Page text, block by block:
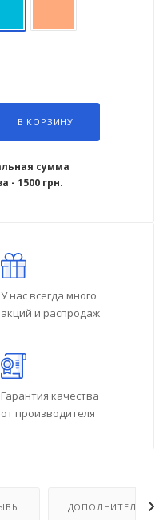
В КОРЗИНУ
сумма
- 1500 грн.
У нас всегда много
акций и распродаж
Гарантия качества
от производителя
ДОПОЛНИТЕЛЬНО